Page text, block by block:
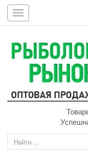
Toggle
navigation